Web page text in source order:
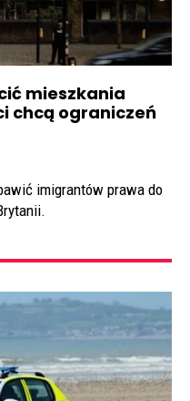
mieszkania
chcą ograniczeń
imigrantów prawa do